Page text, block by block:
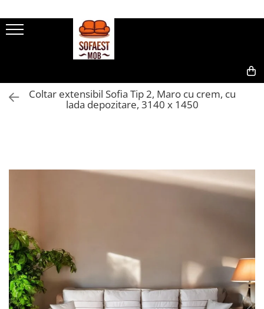
Coltar extensibil Sofia Tip 2, Maro cu crem, cu
lada depozitare, 3140 x 1450